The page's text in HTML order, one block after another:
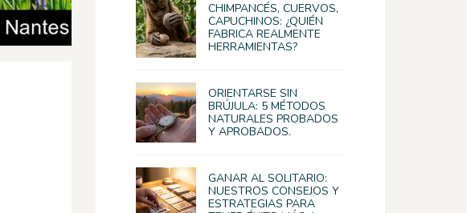
CHIMPANCÉS, CUERVOS,
CAPUCHINOS: ¿QUIÉN
FABRICA REALMENTE
HERRAMIENTAS?
ORIENTARSE SIN
BRÚJULA: 5 MÉTODOS
NATURALES PROBADOS
Y APROBADOS.
GANAR AL SOLITARIO:
NUESTROS CONSEJOS Y
ESTRATEGIAS PARA